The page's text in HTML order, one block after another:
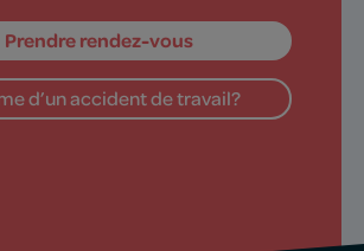
Prendre rendez-vous
d’un accident de travail?